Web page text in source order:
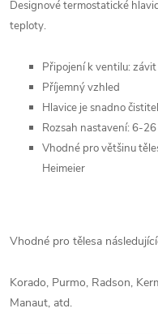
Designové termostatické
teploty.
Připojení k ventilu:
Příjemný vzhled
Hlavice je snadno
Rozsah nastavení: 6-
Vhodné pro většinu
Heimeier
Vhodné pro tělesa
Korado, Purmo, Radson,
Manaut, atd.